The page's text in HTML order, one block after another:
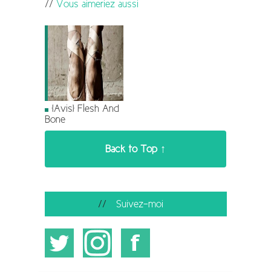
Vous aimeriez aussi
[Avis] Flesh And
Bone
Back to Top ↑
Suivez-moi